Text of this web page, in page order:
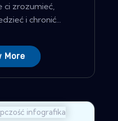
ci zrozumieć,
i chronić...
More